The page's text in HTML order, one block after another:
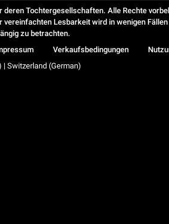
deren Tochtergesellschaften. Alle Rechte
vereinfachten Lesbarkeit wird in wenigen
zu betrachten.
Verkaufsbedingungen
Switzerland (German)